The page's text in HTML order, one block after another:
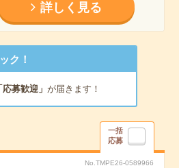
詳しく見る
ク！
応募歓迎」 が届きます！
一括
応募
No.TMPE26-0589966